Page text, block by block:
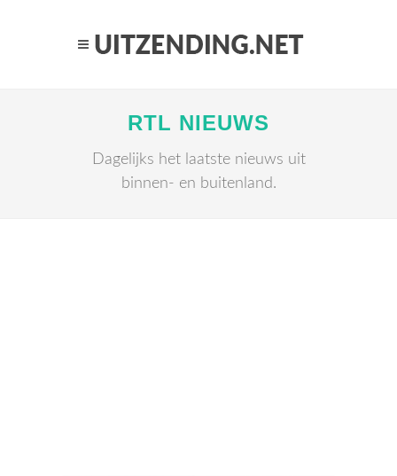
RTL NIEUWS
Dagelijks het laatste nieuws uit
binnen- en buitenland.